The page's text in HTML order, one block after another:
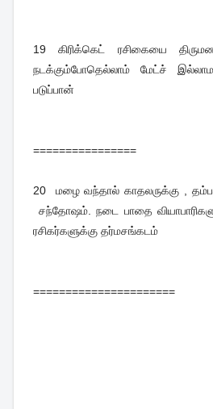
19கிரிக்கெட் ரசிகையை
நடக்கும்போதெல்லாம் மேட்ச்
படுப்பான்
================
20 மழை வந்தால் காதலருக்கு ,
சந்தோஷம். நடை பாதை
ரசிகர்களுக்கு தர்மசங்கடம்
======================